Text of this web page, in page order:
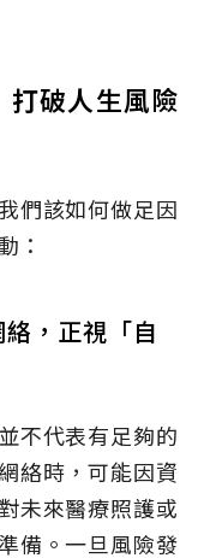
破人生風險
們該如何做足因
：
，正視「自
不代表有足夠的
絡時，可能因資
未來醫療照護或
備。一旦風險發